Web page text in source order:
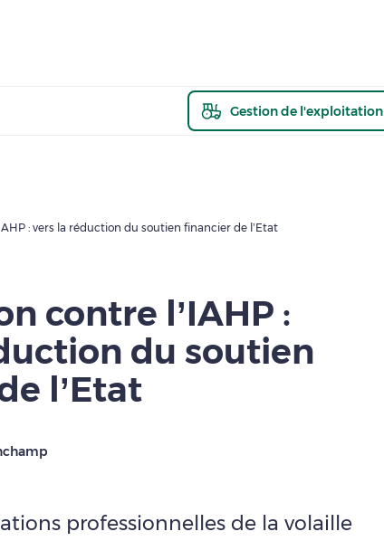
Gestion de l'exploitation
: vers la réduction du soutien financier de l’Etat
contre l’IAHP :
du soutien
l’Etat
professionnelles de la volaille